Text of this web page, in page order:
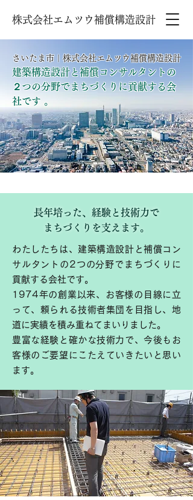
株式会社エムツウ補償構造設計
さいたま市｜株式会社エムツウ補償構造設計
建築構造設計と補償コンサルタントの
２つの分野でまちづくりに貢献する会
社です 。
長年培った、経験と技術力で
まちづくりを支えます。
わたしたちは、建築構造設計と補償コン
サルタントの2つの分野でまちづくりに
貢献する会社です。
1974年の創業以来、お客様の目線に立
って、頼られる技術者集団を目指し、地
道に実績を積み重ねてまいりました。
豊富な経験と確かな技術力で、今後もお
客様のご要望にこたえていきたいと思い
ます。